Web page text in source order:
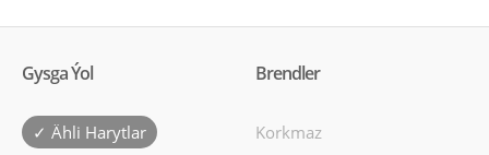
Gysga Ýol
✓ Ähli Harytlar
Brendler
Korkmaz